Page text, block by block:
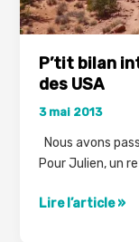
P’tit bilan
des USA
3 mai 2013
Nous avons
Pour Julien, un
P’tit
Lire l’article »